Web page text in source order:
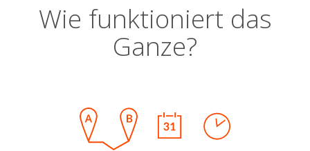
Wie funktioniert das
Ganze?